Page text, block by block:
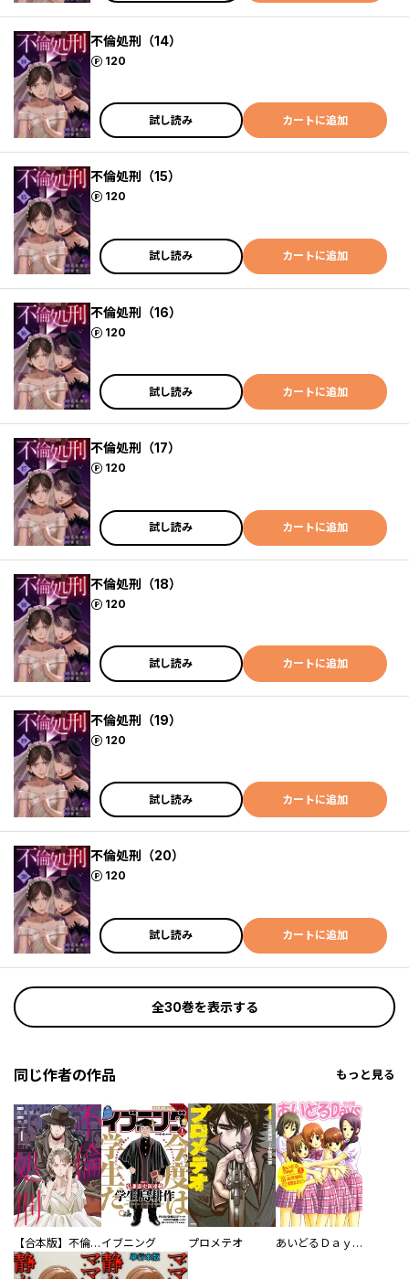
不倫処刑（14）
120
ポイント
試し読み カートに追加
不倫処刑（15）
120
ポイント
試し読み カートに追加
不倫処刑（16）
120
ポイント
試し読み カートに追加
不倫処刑（17）
120
ポイント
試し読み カートに追加
不倫処刑（18）
120
ポイント
試し読み カートに追加
不倫処刑（19）
120
ポイント
試し読み カートに追加
不倫処刑（20）
120
ポイント
試し読み カートに追加
全30巻を表示する
同じ作者の作品 もっと見る
【合本版】不倫処刑 イブニング プロメテオ あいどるＤａｙｓ